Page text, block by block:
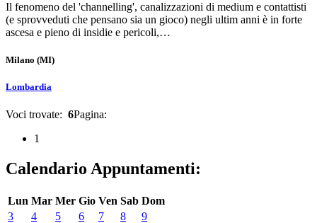
Il fenomeno del 'channelling', canalizzazioni di medium e contattisti
(e sprovveduti che pensano sia un gioco) negli ultim anni è in forte
ascesa e pieno di insidie e pericoli,…
Milano (MI)
Lombardia
Voci trovate: 6Pagina:
1
Calendario Appuntamenti:
Lun Mar Mer Gio Ven Sab Dom
3
4 5 6 7 8
9